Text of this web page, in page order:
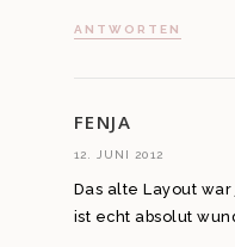
ANTWORTEN
FENJA
12. JUNI 2012
Das alte Layout
ist echt absolut